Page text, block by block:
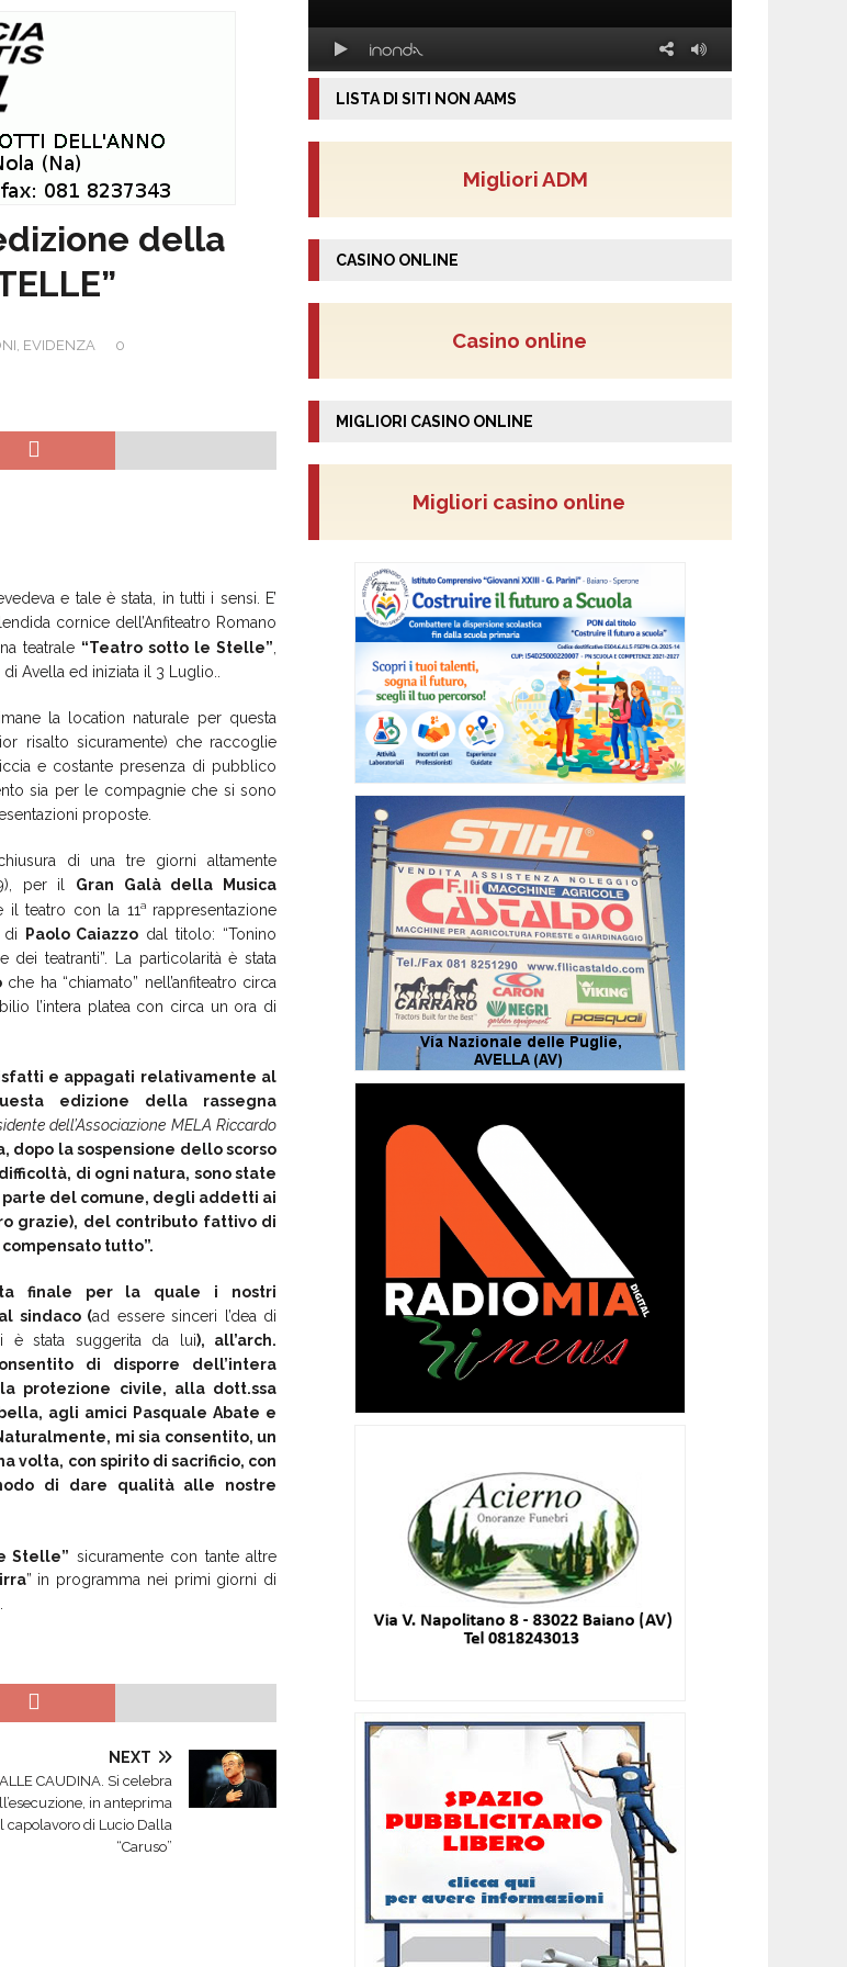
della
, EVIDENZA 0
e tale è stata, in tutti i sensi. E’
cornice dell’Anfiteatro Romano
teatrale “Teatro sotto le Stelle”
di Avella ed iniziata il 3 Luglio..
la location naturale per questa
risalto sicuramente) che raccoglie
e costante presenza di pubblico
sia per le compagnie che si sono
proposte.
di una tre giorni altamente
per il Gran Galà della Musica
il teatro con la 11a rappresentazione
di
Paolo Caiazzo dal titolo: “Tonino
teatranti”. La particolarità è stata
che ha “chiamato” nell’anfiteatro circa
l’intera platea con circa un ora di
e appagati relativamente al
edizione della rassegna
dell’Associazione MELA Riccardo
dopo la sospensione dello scorso
di ogni natura, sono state
del comune, degli addetti ai
grazie), del contributo fattivo di
tutto”.
finale per la quale i nostri
sindaco (ad essere sinceri l’dea di
è stata suggerita da lui), all’arch.
di disporre dell’intera
protezione civile, alla dott.ssa
agli amici Pasquale Abate e
mi sia consentito, un
volta, con spirito di sacrificio, con
di dare qualità alle nostre
Stelle” sicuramente con tante altre
” in programma nei primi giorni di
NEXT
CAUDINA. Si celebra
in anteprima
capolavoro di Lucio Dalla
“Caruso”
LISTA DI SITI NON AAMS
Migliori ADM
CASINO ONLINE
Casino online
MIGLIORI CASINO ONLINE
Migliori casino online